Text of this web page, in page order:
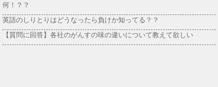
何！？？
英語のしりとりはどうなったら負けか知ってる？？
【質問に回答】各社のがんすの味の違いについて教えて欲しい